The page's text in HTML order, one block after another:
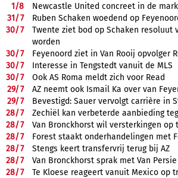
1/8
Newcastle United concreet in de
31/7
Ruben Schaken woedend op
30/7
Twente ziet bod op Schaken resoluut
worden
30/7
Feyenoord ziet in Van Rooij opvolger
30/7
Interesse in Tengstedt vanuit de MLS
30/7
Ook AS Roma meldt zich voor Read
29/7
AZ neemt ook Ismail Ka over van
29/7
Bevestigd: Sauer vervolgt carrière in
28/7
Zechiël kan verbeterde aanbieding
28/7
Van Bronckhorst wil versterkingen op
28/7
Forest staakt onderhandelingen met
28/7
Stengs keert transfervrij terug bij AZ
28/7
Van Bronckhorst sprak met Van
28/7
Te Kloese reageert vanuit Mexico op